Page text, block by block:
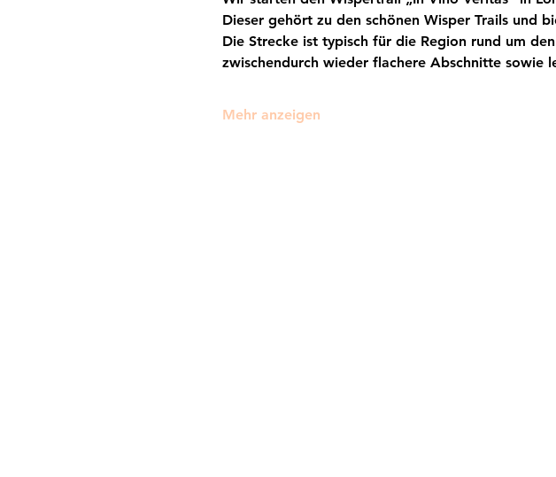
Dieser gehört zu den schönen Wisper Trails und
Die Strecke ist typisch für die Region rund um
zwischendurch wieder flachere Abschnitte sowie
Mehr anzeigen